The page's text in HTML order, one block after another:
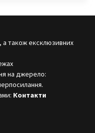
а також ексклюзивних
на джерело:
Контакти